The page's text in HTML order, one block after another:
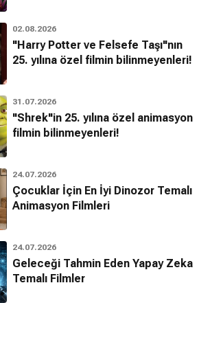
02.08.2026
"Harry Potter ve Felsefe Taşı"nın
25. yılına özel filmin bilinmeyenleri!
31.07.2026
"Shrek"in 25. yılına özel animasyon
filmin bilinmeyenleri!
24.07.2026
Çocuklar İçin En İyi Dinozor Temalı
Animasyon Filmleri
24.07.2026
Geleceği Tahmin Eden Yapay Zeka
Temalı Filmler